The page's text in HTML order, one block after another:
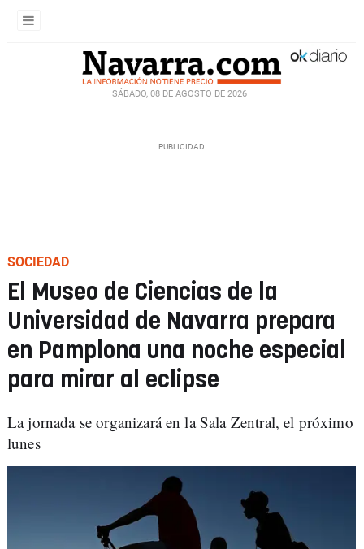
SÁBADO, 08 DE AGOSTO DE 2026
SOCIEDAD
El Museo de Ciencias de la
Universidad de Navarra prepara
en Pamplona una noche especial
para mirar al eclipse
La jornada se organizará en la Sala Zentral, el próximo
lunes